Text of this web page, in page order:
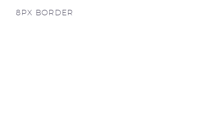
8PX BORDER